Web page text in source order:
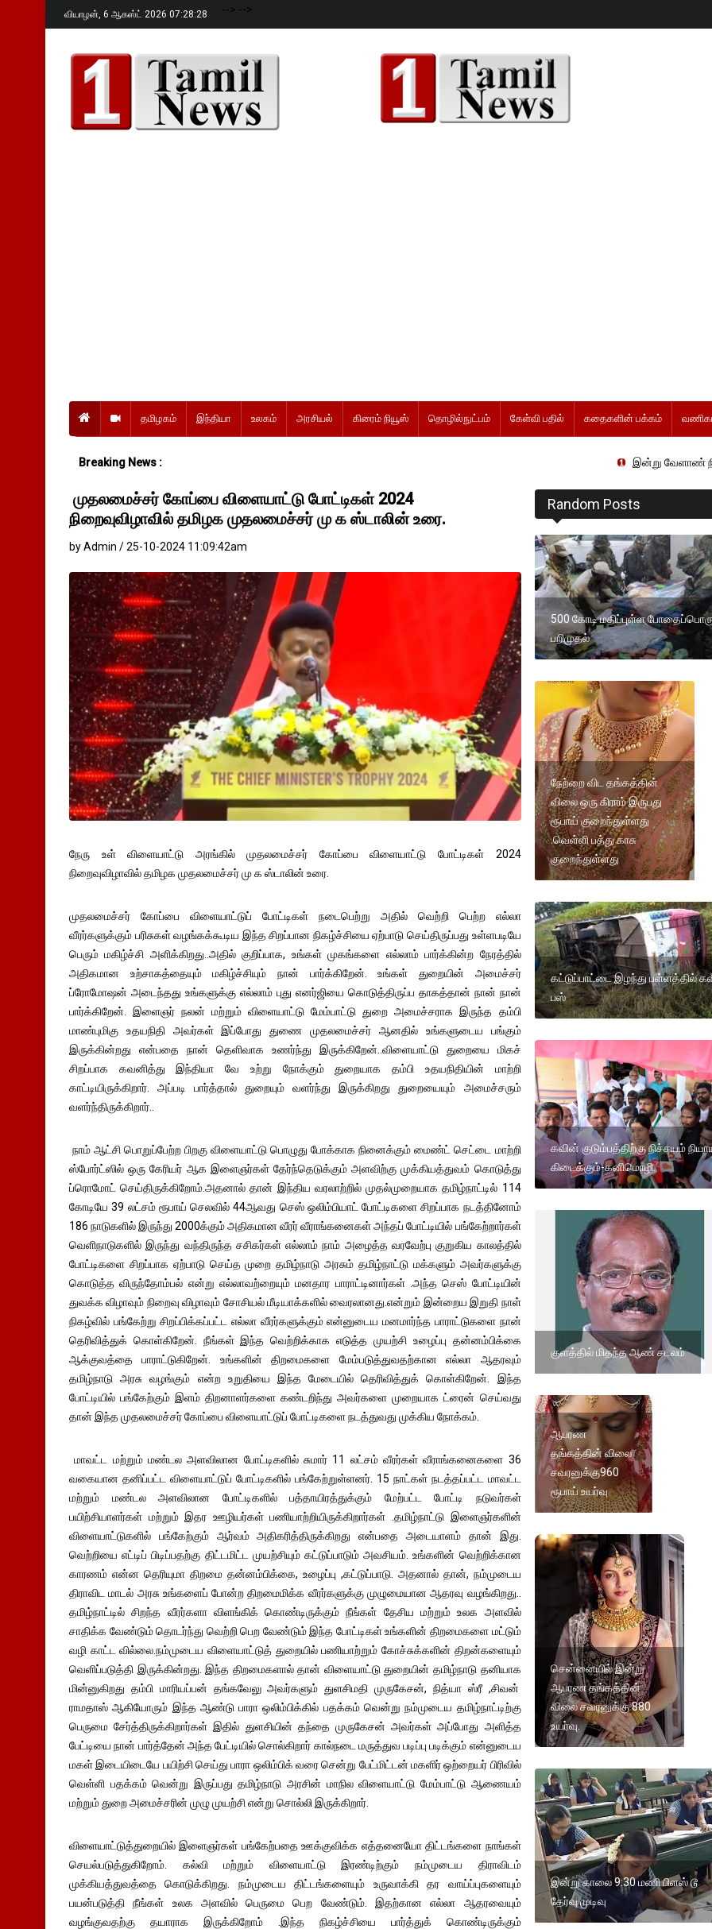
வியாழன், 6 ஆகஸ்ட் 2026 07:28:30 --> -->
தமிழகம் இந்தியா உலகம் அரசியல் கிரைம் நியூஸ் தொழில்நுட்பம் கேள்வி பதில் கதைகளின் பக்கம்
Breaking News : இன்று வேளாண் நிதிநிலை
முதலமைச்சர் கோப்பை விளையாட்டு போட்டிகள் 2024
நிறைவுவிழாவில் தமிழக முதலமைச்சர் மு க ஸ்டாலின் உரை.
by Admin / 25-10-2024 11:09:42am
நேரு உள் விளையாட்டு அரங்கில் முதலமைச்சர் கோப்பை விளையாட்டு போட்டிகள் 2024
நிறைவுவிழாவில் தமிழக முதலமைச்சர் மு க ஸ்டாலின் உரை.
முதலமைச்சர் கோப்பை விளையாட்டுப் போட்டிகள் நடைபெற்று அதில் வெற்றி பெற்ற எல்லா
வீரர்களுக்கும் பரிசுகள் வழங்கக்கூடிய இந்த சிறப்பான நிகழ்ச்சியை ஏற்பாடு செய்திருப்பது உள்ளபடியே
பெரும் மகிழ்ச்சி அளிக்கிறது..அதில் குறிப்பாக, உங்கள் முகங்களை எல்லாம் பார்க்கின்ற நேரத்தில்
அதிகமான உற்சாகத்தையும் மகிழ்ச்சியும் நான் பார்க்கிறேன். உங்கள் துறையின் அமைச்சர்
ப்ரோமோஷன் அடைந்தது உங்களுக்கு எல்லாம் புது எனர்ஜியை கொடுத்திருப்ப தாகத்தான் நான் நான்
பார்க்கிறேன். இளைஞர் நலன் மற்றும் விளையாட்டு மேம்பாட்டு துறை அமைச்சராக இருந்த தம்பி
மாண்புமிகு உதயநிதி அவர்கள் இப்போது துணை முதலமைச்சர் ஆனதில் உங்களுடைய பங்கும்
இருக்கின்றது என்பதை நான் தெளிவாக உணர்ந்து இருக்கிறேன்..விளையாட்டு துறையை மிகச்
சிறப்பாக கவனித்து இந்தியா வே உற்று நோக்கும் துறையாக தம்பி உதயநிதியின் மாற்றி
காட்டியிருக்கிறார். அப்படி பார்த்தால் துறையும் வளர்ந்து இருக்கிறது துறையையும் அமைச்சரும்
வளர்ந்திருக்கிறார்..
நாம் ஆட்சி பொறுப்பேற்ற பிறகு விளையாட்டு பொழுது போக்காக நினைக்கும் மைண்ட் செட்டை மாற்றி
ஸ்போர்ட்ஸில் ஒரு கேரியர் ஆக இளைஞர்கள் தேர்ந்தெடுக்கும் அளவிற்கு முக்கியத்துவம் கொடுத்து
ப்ரொமோட் செய்திருக்கிறோம்.அதனால் தான் இந்திய வரலாற்றில் முதல்முறையாக தமிழ்நாட்டில் 114
கோடியே 39 லட்சம் ரூபாய் செலவில் 44ஆவது செஸ் ஒலிம்பியாட் போட்டிகளை சிறப்பாக நடத்தினோம்
186 நாடுகளில் இருந்து 2000க்கும் அதிகமான வீரர் வீராங்கனைகள் அந்தப் போட்டியில் பங்கேற்றார்கள்
வெளிநாடுகளில் இருந்து வந்திருந்த சசிகர்கள் எல்லாம் நாம் அழைத்த வரவேற்பு குறுகிய காலத்தில்
போட்டிகளை சிறப்பாக ஏற்பாடு செய்த முறை தமிழ்நாடு அரசும் தமிழ்நாட்டு மக்களும் அவர்களுக்கு
கொடுத்த விருந்தோம்பல் என்று எல்லாவற்றையும் மனதார பாராட்டினார்கள் .அந்த செஸ் போட்டியின்
துவக்க விழாவும் நிறைவு விழாவும் சோசியல் மீடியாக்களில் வைரலானது.என்றும் இன்றைய இறுதி நாள்
நிகழ்வில் பங்கேற்று சிறப்பிக்கப்பட்ட எல்லா வீரர்களுக்கும் என்னுடைய மனமார்ந்த பாராட்டுகளை நான்
தெரிவித்துக் கொள்கிறேன். நீங்கள் இந்த வெற்றிக்காக எடுத்த முயற்சி உழைப்பு தன்னம்பிக்கை
ஆக்குவத்தை பாராட்டுகிறேன். உங்களின் திறமைகளை மேம்படுத்துவதற்கான எல்லா ஆதரவும்
தமிழ்நாடு அரசு வழங்கும் என்ற உறுதியை இந்த மேடையில் தெரிவித்துக் கொள்கிறேன். இந்த
போட்டியில் பங்கேற்கும் இளம் திறனாளர்களை கண்டறிந்து அவர்களை முறையாக ட்ரைன் செய்வது
தான் இந்த முதலமைச்சர் கோப்பை விளையாட்டுப் போட்டிகளை நடத்துவது முக்கிய நோக்கம்.
மாவட்ட மற்றும் மண்டல அளவிலான போட்டிகளில் சுமார் 11 லட்சம் வீரர்கள் வீராங்கனைகளை 36
வகையான தனிப்பட்ட விளையாட்டுப் போட்டிகளில் பங்கேற்றுள்ளனர். 15 நாட்கள் நடத்தப்பட்ட மாவட்ட
மற்றும் மண்டல அளவிலான போட்டிகளில் பத்தாயிரத்துக்கும் மேற்பட்ட போட்டி நடுவர்கள்
பயிற்சியாளர்கள் மற்றும் இதர ஊழியர்கள் பணியாற்றியிருக்கிறார்கள் .தமிழ்நாட்டு இளைஞர்களின்
விளையாட்டுகளில் பங்கேற்கும் ஆர்வம் அதிகரித்திருக்கிறது என்பதை அடையாளம் தான் இது.
வெற்றியை எட்டிப் பிடிப்பதற்கு திட்டமிட்ட முயற்சியும் கட்டுப்பாடும் அவசியம். உங்களின் வெற்றிக்கான
காரணம் என்ன தெரியுமா திறமை தன்னம்பிக்கை, உழைப்பு ,கட்டுப்பாடு. அதனால் தான், நம்முடைய
திராவிட மாடல் அரசு உங்களைப் போன்ற திறமைமிக்க வீரர்களுக்கு முழுமையான ஆதரவு வழங்கிறது..
தமிழ்நாட்டில் சிறந்த வீரர்களா விளங்கிக் கொண்டிருக்கும் நீங்கள் தேசிய மற்றும் உலக அளவில்
சாதிக்க வேண்டும் தொடர்ந்து வெற்றி பெற வேண்டும் இந்த போட்டிகள் உங்களின் திறமைகளை மட்டும்
வழி காட்ட வில்லை.நம்முடைய விளையாட்டுத் துறையில் பணியாற்றும் கோச்சுக்களின் திறன்களையும்
வெளிப்படுத்தி இருக்கின்றது. இந்த திறமைகளால் தான் விளையாட்டு துறையின் தமிழ்நாடு தனியாக
மின்னுகிறது தம்பி மாரியப்பன் தங்கவேலு அவர்களும் துளசிமதி முருகேசன், நித்யா ஸ்ரீ ,சிவன்
ராமதாஸ் ஆகியோரும் இந்த ஆண்டு பாரா ஒலிம்பிக்கில் பதக்கம் வென்று நம்முடைய தமிழ்நாட்டிற்கு
பெருமை சேர்த்திருக்கிறார்கள் இதில் துளசியின் தந்தை முருகேசன் அவர்கள் அப்போது அளித்த
பேட்டியை நான் பார்த்தேன் அந்த பேட்டியில் சொல்கிறார் கால்நடை மருத்துவ படிப்பு படிக்கும் என்னுடைய
மகள் இடையிடையே பயிற்சி செய்து பாரா ஒலிம்பிக் வரை சென்று பேட்மிட்டன் மகளிர் ஒற்றையர் பிரிவில்
வெள்ளி பதக்கம் வென்று இருப்பது தமிழ்நாடு அரசின் மாநில விளையாட்டு மேம்பாட்டு ஆணையம்
மற்றும் துறை அமைச்சரின் முழு முயற்சி என்று சொல்லி இருக்கிறார்.
விளையாட்டுத்துறையில் இளைஞர்கள் பங்கேற்பதை ஊக்குவிக்க எத்தனையோ திட்டங்களை நாங்கள்
செயல்படுத்துகிறோம். கல்வி மற்றும் விளையாட்டு இரண்டிற்கும் நம்முடைய திராவிடம்
முக்கியத்துவத்தை கொடுக்கிறது. நம்முடைய திட்டங்களையும் உருவாக்கி தர வாய்ப்புகளையும்
பயன்படுத்தி நீங்கள் உலக அளவில் பெருமை பெற வேண்டும். இதற்கான எல்லா ஆதரவையும்
வழங்குவதற்கு தயாராக இருக்கிறோம் .இந்த நிகழ்ச்சியை பார்த்துக் கொண்டிருக்கும்
Random Posts
500 கோடி மதிப்புள்ள
பறிமுதல்
நேற்றை விட தங்கத்தின்
விலை ஒரு கிராம் இருபது
ரூபாய் குறைந்துள்ளது
.வெள்ளி பத்து காசு
குறைந்துள்ளது
கட்டுப்பாட்டை இழந்து பள்ளத்தில்
பஸ்
கவின் குடும்பத்திற்கு நிச்சயம்
கிடைக்கும்-கனிமொழி.
குளத்தில் மிதந்த ஆண் சடலம்
ஆபரண
தங்கத்தின் விலை
சவரனுக்கு960
ரூபாய் உயர்வு
சென்னையில் இன்று
ஆபரண தங்கத்தின்
விலை சவரனுக்கு 880
உயர்வு.
இன்று காலை 9:30 மணி பிளஸ் டூ
தேர்வு முடிவு